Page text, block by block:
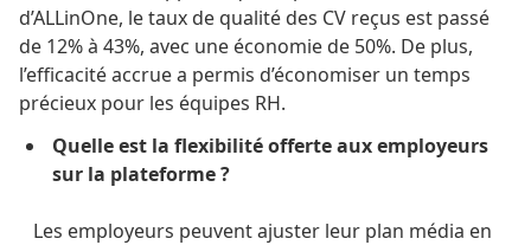
d’ALLinOne, le taux de qualité des CV reçus est passé
de 12% à 43%, avec une économie de 50%. De plus,
l’efficacité accrue a permis d’économiser un temps
précieux pour les équipes RH.
Quelle est la flexibilité offerte aux employeurs
sur la plateforme ?
Les employeurs peuvent ajuster leur plan média en